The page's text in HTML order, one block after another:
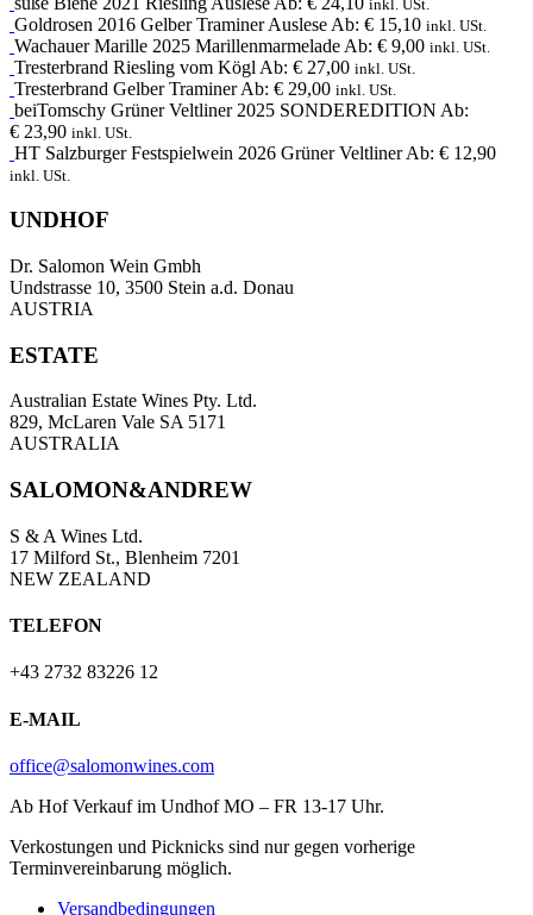
inkl. USt.
Goldrosen 2016 Gelber Traminer Auslese Ab: € 15,10 inkl. USt.
Wachauer Marille 2025 Marillenmarmelade Ab: € 9,00 inkl. USt.
Tresterbrand Riesling vom Kögl Ab: € 27,00 inkl. USt.
Tresterbrand Gelber TraminerAb: € 29,00 inkl. USt.
beiTomschy Grüner Veltliner 2025 SONDEREDITION Ab:
€ 23,90 inkl. USt.
HT Salzburger Festspielwein 2026 Grüner VeltlinerAb: € 12,90
inkl. USt.
UNDHOF
Dr. Salomon Wein Gmbh
Undstrasse 10, 3500 Stein a.d. Donau
AUSTRIA
ESTATE
Australian Estate Wines Pty. Ltd.
829, McLaren Vale SA 5171
AUSTRALIA
SALOMON&ANDREW
S & A Wines Ltd.
17 Milford St., Blenheim 7201
NEW ZEALAND
TELEFON
+43 2732 83226 12
E-MAIL
office@salomonwines.com
Ab Hof Verkauf im Undhof MO – FR 13-17 Uhr.
Verkostungen und Picknicks sind nur gegen vorherige
Terminvereinbarung möglich.
Versandbedingungen